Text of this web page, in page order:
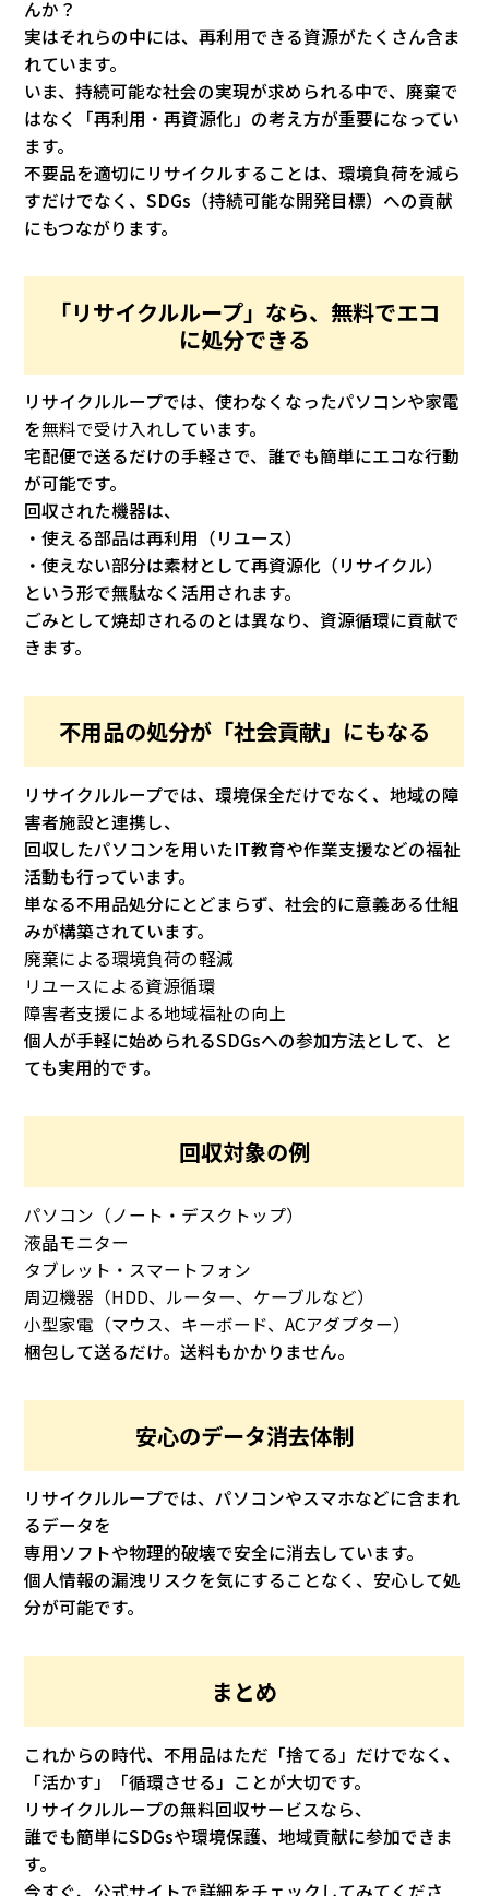
んか？
実はそれらの中には、再利用できる資源がたくさん含ま
れています。
いま、持続可能な社会の実現が求められる中で、廃棄で
はなく「再利用・再資源化」の考え方が重要になってい
ます。
不要品を適切にリサイクルすることは、環境負荷を減ら
すだけでなく、SDGs（持続可能な開発目標）への貢献
にもつながります。
「リサイクルループ」なら、無料でエコ
に処分できる
リサイクルループでは、使わなくなったパソコンや家電
を無料で受け入れしています。
宅配便で送るだけの手軽さで、誰でも簡単にエコな行動
が可能です。
回収された機器は、
・使える部品は再利用（リユース）
・使えない部分は素材として再資源化（リサイクル）
という形で無駄なく活用されます。
ごみとして焼却されるのとは異なり、資源循環に貢献で
きます。
不用品の処分が「社会貢献」にもなる
リサイクルループでは、環境保全だけでなく、地域の障
害者施設と連携し、
回収したパソコンを用いたIT教育や作業支援などの福祉
活動も行っています。
単なる不用品処分にとどまらず、社会的に意義ある仕組
みが構築されています。
廃棄による環境負荷の軽減
リユースによる資源循環
障害者支援による地域福祉の向上
個人が手軽に始められるSDGsへの参加方法として、と
ても実用的です。
回収対象の例
パソコン（ノート・デスクトップ）
液晶モニター
タブレット・スマートフォン
周辺機器（HDD、ルーター、ケーブルなど）
小型家電（マウス、キーボード、ACアダプター）
梱包して送るだけ。送料もかかりません。
安心のデータ消去体制
リサイクルループでは、パソコンやスマホなどに含まれ
るデータを
専用ソフトや物理的破壊で安全に消去しています。
個人情報の漏洩リスクを気にすることなく、安心して処
分が可能です。
まとめ
これからの時代、不用品はただ「捨てる」だけでなく、
「活かす」「循環させる」ことが大切です。
リサイクルループの無料回収サービスなら、
誰でも簡単にSDGsや環境保護、地域貢献に参加できま
す。
今すぐ、公式サイトで詳細をチェックしてみてくださ